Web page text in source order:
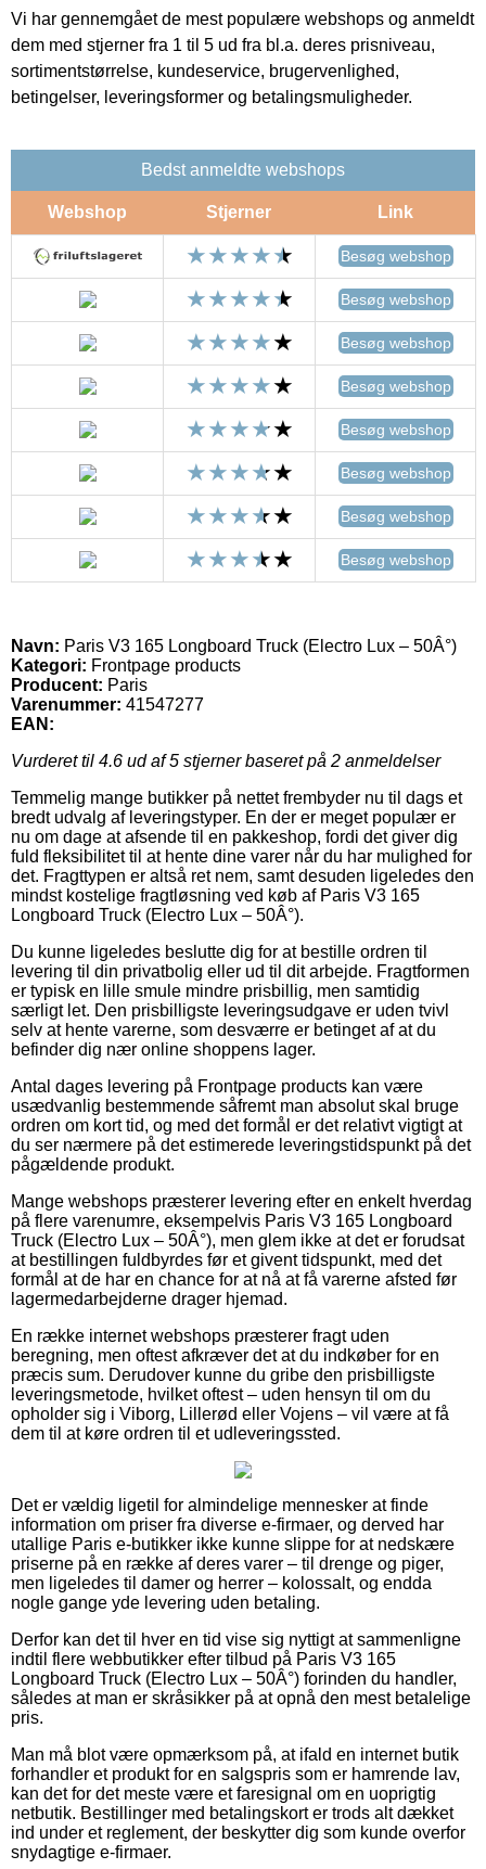
Vi har gennemgået de mest populære webshops og anmeldt
dem med stjerner fra 1 til 5 ud fra bl.a. deres prisniveau,
sortimentstørrelse, kundeservice, brugervenlighed,
betingelser, leveringsformer og betalingsmuligheder.
Bedst anmeldte webshops
Webshop Stjerner Link
Besøg webshop
Besøg webshop
Besøg webshop
Besøg webshop
Besøg webshop
Besøg webshop
Besøg webshop
Besøg webshop
Navn: Paris V3 165 Longboard Truck (Electro Lux – 50Â°)
Kategori: Frontpage products
Producent: Paris
Varenummer: 41547277
EAN:
Vurderet til 4.6 ud af 5 stjerner baseret på 2 anmeldelser
Temmelig mange butikker på nettet frembyder nu til dags et
bredt udvalg af leveringstyper. En der er meget populær er
nu om dage at afsende til en pakkeshop, fordi det giver dig
fuld fleksibilitet til at hente dine varer når du har mulighed for
det. Fragttypen er altså ret nem, samt desuden ligeledes den
mindst kostelige fragtløsning ved køb af Paris V3 165
Longboard Truck (Electro Lux – 50Â°).
Du kunne ligeledes beslutte dig for at bestille ordren til
levering til din privatbolig eller ud til dit arbejde. Fragtformen
er typisk en lille smule mindre prisbillig, men samtidig
særligt let. Den prisbilligste leveringsudgave er uden tvivl
selv at hente varerne, som desværre er betinget af at du
befinder dig nær online shoppens lager.
Antal dages levering på Frontpage products kan være
usædvanlig bestemmende såfremt man absolut skal bruge
ordren om kort tid, og med det formål er det relativt vigtigt at
du ser nærmere på det estimerede leveringstidspunkt på det
pågældende produkt.
Mange webshops præsterer levering efter en enkelt hverdag
på flere varenumre, eksempelvis Paris V3 165 Longboard
Truck (Electro Lux – 50Â°), men glem ikke at det er forudsat
at bestillingen fuldbyrdes før et givent tidspunkt, med det
formål at de har en chance for at nå at få varerne afsted før
lagermedarbejderne drager hjemad.
En række internet webshops præsterer fragt uden
beregning, men oftest afkræver det at du indkøber for en
præcis sum. Derudover kunne du gribe den prisbilligste
leveringsmetode, hvilket oftest – uden hensyn til om du
opholder sig i Viborg, Lillerød eller Vojens – vil være at få
dem til at køre ordren til et udleveringssted.
Det er vældig ligetil for almindelige mennesker at finde
information om priser fra diverse e-firmaer, og derved har
utallige Paris e-butikker ikke kunne slippe for at nedskære
priserne på en række af deres varer – til drenge og piger,
men ligeledes til damer og herrer – kolossalt, og endda
nogle gange yde levering uden betaling.
Derfor kan det til hver en tid vise sig nyttigt at sammenligne
indtil flere webbutikker efter tilbud på Paris V3 165
Longboard Truck (Electro Lux – 50Â°) forinden du handler,
således at man er skråsikker på at opnå den mest betalelige
pris.
Man må blot være opmærksom på, at ifald en internet butik
forhandler et produkt for en salgspris som er hamrende lav,
kan det for det meste være et faresignal om en uoprigtig
netbutik. Bestillinger med betalingskort er trods alt dækket
ind under et reglement, der beskytter dig som kunde overfor
snydagtige e-firmaer.